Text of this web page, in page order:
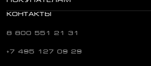
КОНТАКТЫ
8 800 551 21 31
+7 495 127 09 29